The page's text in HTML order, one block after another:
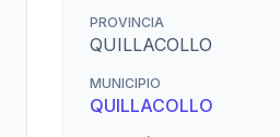
PROVINCIA
QUILLACOLLO
MUNICIPIO
QUILLACOLLO